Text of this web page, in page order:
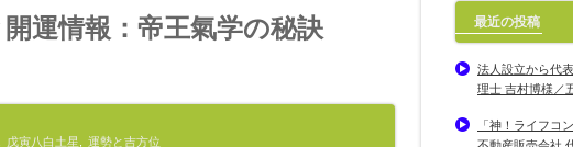
運情報：帝王氣学の秘訣
戊寅八白土星 運勢と吉方位
最近の投稿
法人設立から代
理士 吉村博様／
「神！ライフコ